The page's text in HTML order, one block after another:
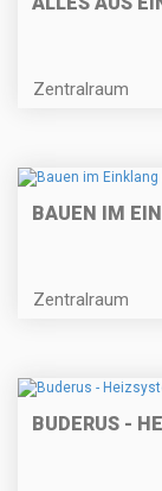
Zentralraum
BAUEN IM
Zentralraum
BUDERUS -